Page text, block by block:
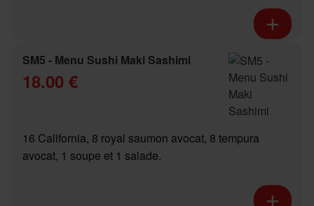
SM5 - Menu Sushi Maki Sashimi
18.00 €
16 California, 8 royal saumon avocat, 8 tempura
avocat, 1 soupe et 1 salade.